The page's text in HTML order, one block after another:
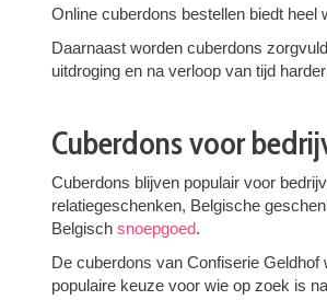
Online cuberdons bestellen biedt
Daarnaast worden cuberdons
uitdroging en na verloop van tijd
Cuberdons voor
Cuberdons blijven populair voor
relatiegeschenken, Belgische
Belgisch snoepgoed.
De cuberdons van Confiserie
populaire keuze voor wie op zoek is